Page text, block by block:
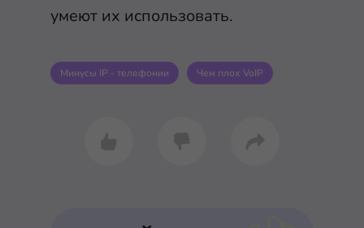
умеют их использовать.
Минусы IP - телефонии Чем плох VoIP